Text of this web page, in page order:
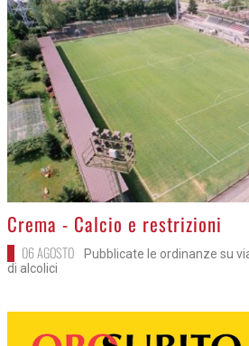
>
Crema - Calcio e restrizioni
06 AGOSTO
Pubblicate le ordinanze su
di alcolici